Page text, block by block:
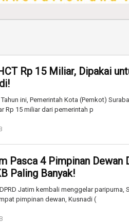
Rp 15 Miliar, Dipakai
ini, Pemerintah Kota (Pemkot)
Rp 15 miliar dari pemerintah p
Pasca 4 Pimpinan Dewan
Paling Banyak!
Jatim kembali menggelar paripurna,
pimpinan dewan, Kusnadi (